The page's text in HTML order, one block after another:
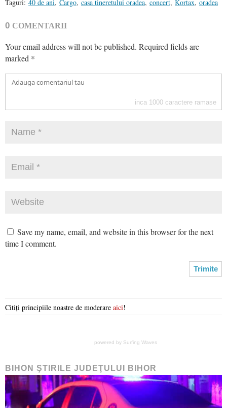
Taguri: 40 de ani, Cargo, casa tineretului oradea, concert, Kortax, oradea
0 COMENTARII
Your email address will not be published. Required fields are
marked *
inca 1000 caractere ramase
Save my name, email, and website in this browser for the next
time I comment.
Citiți principiile noastre de moderare aici!
powered by Surfing Waves
BIHON ŞTIRILE JUDEŢULUI BIHOR